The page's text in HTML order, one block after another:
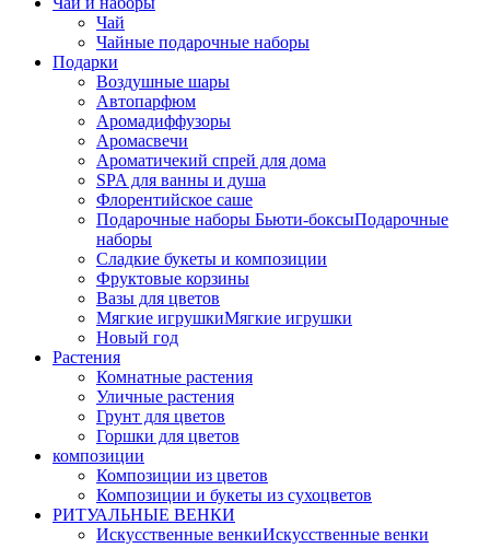
Чай
Чайные подарочные наборы
Подарки
Воздушные шары
Автопарфюм
Аромадиффузоры
Аромасвечи
Ароматичекий спрей для дома
SPA для ванны и душа
Флорентийское саше
Подарочные наборы Бьюти-боксыПодарочные
наборы
Сладкие букеты и композиции
Фруктовые корзины
Вазы для цветов
Мягкие игрушкиМягкие игрушки
Новый год
Растения
Комнатные растения
Уличные растения
Грунт для цветов
Горшки для цветов
композиции
Композиции из цветов
Композиции и букеты из сухоцветов
РИТУАЛЬНЫЕ ВЕНКИ
Искусственные венкиИскусственные венки